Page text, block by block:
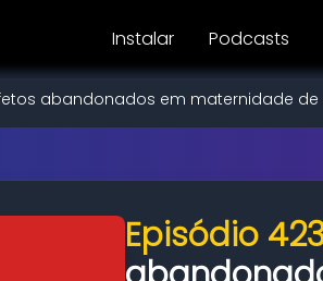
Instalar Podcasts
abandonados em maternidade de
Episódio